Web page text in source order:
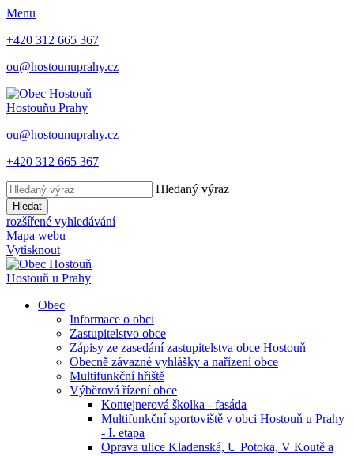
Menu
+420 312 665 367
ou@hostounuprahy.cz
Hostouňu Prahy
ou@hostounuprahy.cz
+420 312 665 367
Hledaný výraz
Hledat
rozšířené vyhledávání
Mapa webu
Vytisknout
Hostouň u Prahy
Obec
Informace o obci
Zastupitelstvo obce
Zápisy ze zasedání zastupitelstva obce Hostouň
Obecně závazné vyhlášky a nařízení obce
Multifunkční hřiště
Výběrová řízení obce
Kontejnerová školka - fasáda
Multifunkční sportoviště v obci Hostouň u Prahy
- I. etapa
Oprava ulice Kladenská, U Potoka, V Koutě a